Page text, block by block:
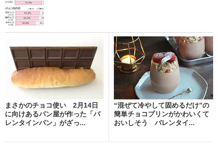
まさかのチョコ使い 2月14日
に向けあるパン屋が作った「バ
レンタインパン」がざっ...
“混ぜて冷やして固めるだけ”の
簡単チョコプリンがかわいくて
おいしそう バレンタイ...